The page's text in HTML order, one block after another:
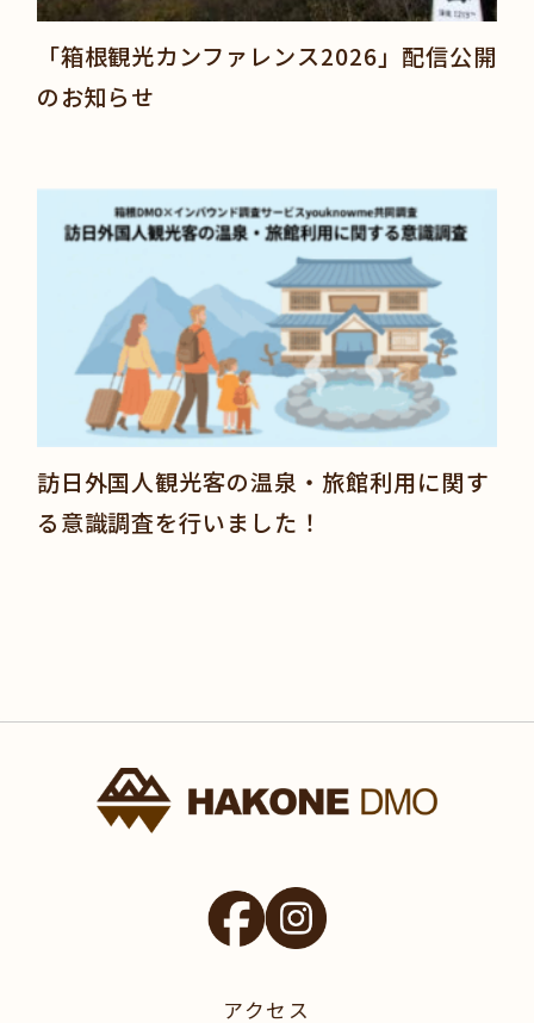
「箱根観光カンファレンス2026」配信公開
のお知らせ
訪日外国人観光客の温泉・旅館利用に関す
る意識調査を行いました！
アクセス